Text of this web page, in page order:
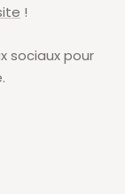
!
sociaux pour